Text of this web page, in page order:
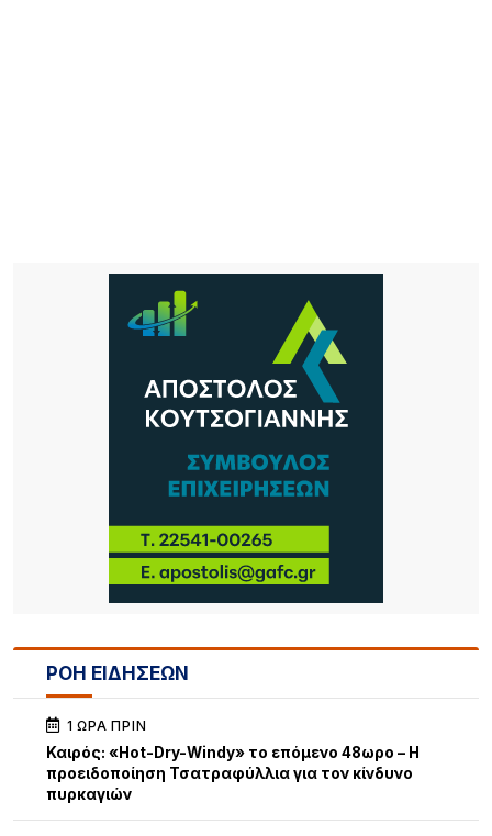
ΡΟΗ ΕΙΔΗΣΕΩΝ
1 ΏΡΑ ΠΡΙΝ
Καιρός: «Hot-Dry-Windy» το επόμενο 48ωρο – Η
προειδοποίηση Τσατραφύλλια για τον κίνδυνο
πυρκαγιών